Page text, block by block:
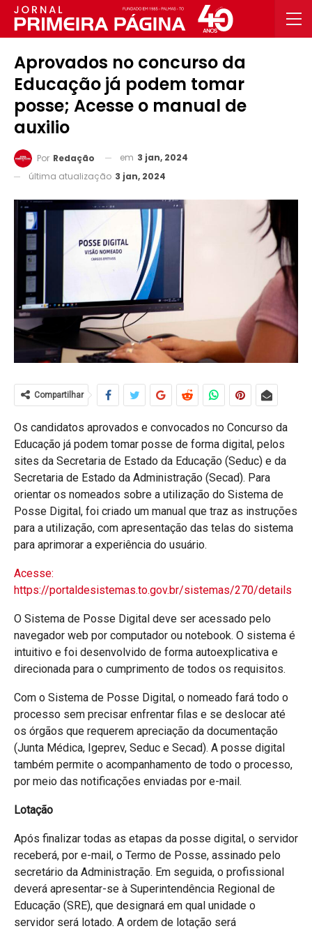
Aprovados no concurso da
Educação já podem tomar
posse; Acesse o manual de
auxilio
Por Redação em 3 jan, 2024
última atualização 3 jan, 2024
Compartilhar
Os candidatos aprovados e convocados no Concurso da
Educação já podem tomar posse de forma digital, pelos
sites da Secretaria de Estado da Educação (Seduc) e da
Secretaria de Estado da Administração (Secad). Para
orientar os nomeados sobre a utilização do Sistema de
Posse Digital, foi criado um manual que traz as instruções
para a utilização, com apresentação das telas do sistema
para aprimorar a experiência do usuário.
Acesse:
https://portaldesistemas.to.gov.br/sistemas/270/details
O Sistema de Posse Digital deve ser acessado pelo
navegador web por computador ou notebook. O sistema é
intuitivo e foi desenvolvido de forma autoexplicativa e
direcionada para o cumprimento de todos os requisitos.
Com o Sistema de Posse Digital, o nomeado fará todo o
processo sem precisar enfrentar filas e se deslocar até
os órgãos que requerem apreciação da documentação
(Junta Médica, Igeprev, Seduc e Secad). A posse digital
também permite o acompanhamento de todo o processo,
por meio das notificações enviadas por e-mail.
Lotação
Após finalizar todas as etapas da posse digital, o servidor
receberá, por e-mail, o Termo de Posse, assinado pelo
secretário da Administração. Em seguida, o profissional
deverá apresentar-se à Superintendência Regional de
Educação (SRE), que designará em qual unidade o
servidor será lotado. A ordem de lotação será